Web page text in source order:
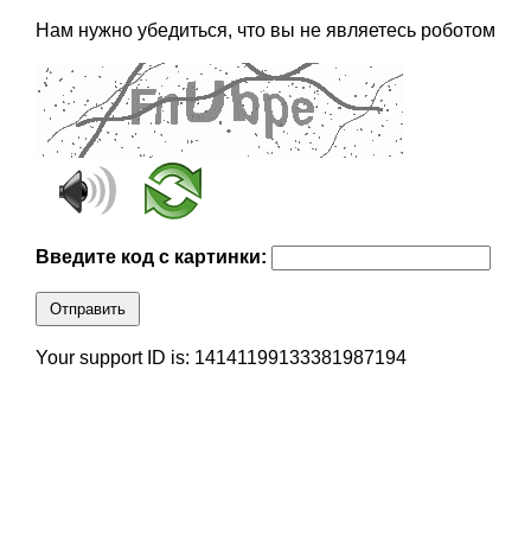
Нам нужно убедиться, что вы не являетесь роботом
Введите код с картинки:
Отправить
Your support ID is: 14141199133381987194